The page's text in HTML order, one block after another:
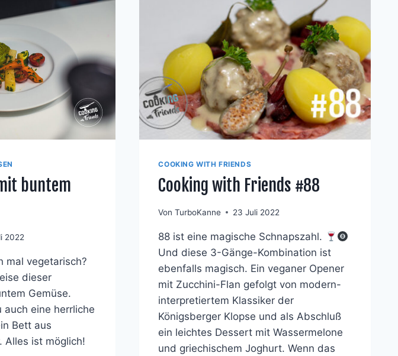
BÄLLCHEN
buntem
2022
mal vegetarisch?
dieser
Gemüse.
eine herrliche
Bett aus
Alles ist möglich!
COOKING WITH FRIENDS
Cooking with Friends #88
Von TurboKanne 23 Juli 2022
88 ist eine magische Schnapszahl.
Und diese 3-Gänge-Kombination ist
ebenfalls magisch. Ein veganer Opener
mit Zucchini-Flan gefolgt von modern-
interpretiertem Klassiker der
Königsberger Klopse und als Abschluß
ein leichtes Dessert mit Wassermelone
und griechischem Joghurt. Wenn das